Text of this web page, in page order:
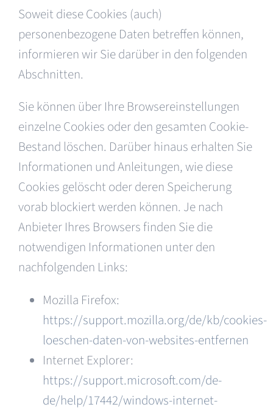
Soweit diese Cookies (auch)
personenbezogene Daten betreffen können,
informieren wir Sie darüber in den folgenden
Abschnitten.
Sie können über Ihre Browsereinstellungen
einzelne Cookies oder den gesamten Cookie-
Bestand löschen. Darüber hinaus erhalten Sie
Informationen und Anleitungen, wie diese
Cookies gelöscht oder deren Speicherung
vorab blockiert werden können. Je nach
Anbieter Ihres Browsers finden Sie die
notwendigen Informationen unter den
nachfolgenden Links:
Mozilla Firefox:
https://support.mozilla.org/de/kb/cookies-
loeschen-daten-von-websites-entfernen
Internet Explorer:
https://support.microsoft.com/de-
de/help/17442/windows-internet-